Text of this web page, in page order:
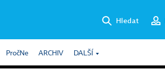
Hledat
PročNe ARCHIV DALŠÍ